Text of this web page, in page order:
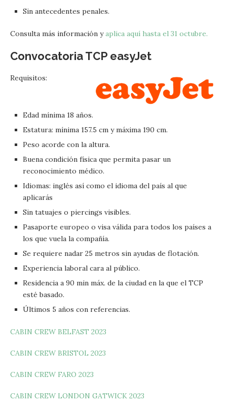
Sin antecedentes penales.
Consulta más información yaplica aquí hasta el 31 octubre.
Convocatoria TCP easyJet
Requisitos:
Edad mínima 18 años.
Estatura: mínima 157.5 cm y máxima 190 cm.
Peso acorde con la altura.
Buena condición física que permita pasar un
reconocimiento médico.
Idiomas: inglés así como el idioma del país al que
aplicarás
Sin tatuajes o piercings visibles.
Pasaporte europeo o visa válida para todos los países a
los que vuela la compañía.
Se requiere nadar 25 metros sin ayudas de flotación.
Experiencia laboral cara al público.
Residencia a 90 min máx. de la ciudad en la que el TCP
esté basado.
Últimos 5 años con referencias.
CABIN CREW BELFAST 2023
CABIN CREW BRISTOL 2023
CABIN CREW FARO 2023
CABIN CREW LONDON GATWICK 2023